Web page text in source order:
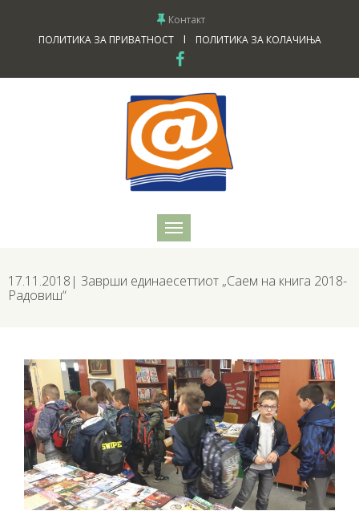
Контакт
ПОЛИТИКА ЗА ПРИВАТНОСТ
I ПОЛИТИКА ЗА КОЛАЧИЊА
17.11.2018| Заврши единаесеттиот „Саем на книга 2018-
Радовиш“